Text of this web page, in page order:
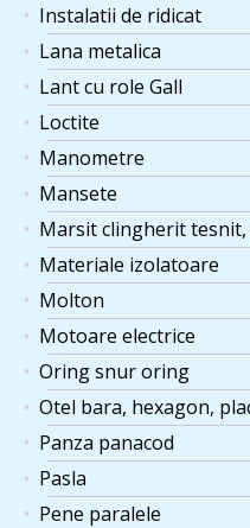
Instalatii de ridicat
Lana metalica
Lant cu role Gall
Loctite
Manometre
Mansete
Marsit clingherit
Materiale izolatoare
Molton
Motoare electrice
Oring snur oring
Otel bara, hexagon,
Panza panacod
Pasla
Pene paralele